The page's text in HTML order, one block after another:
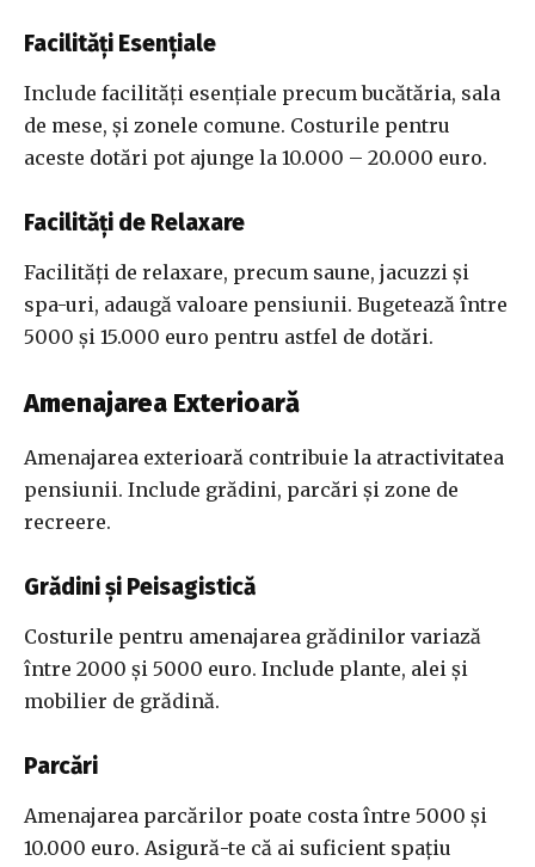
Facilități Esențiale
Include facilități esențiale precum bucătăria, sala
de mese, și zonele comune. Costurile pentru
aceste dotări pot ajunge la 10.000 – 20.000 euro.
Facilități de Relaxare
Facilități de relaxare, precum saune, jacuzzi și
spa-uri, adaugă valoare pensiunii. Bugetează între
5000 și 15.000 euro pentru astfel de dotări.
Amenajarea Exterioară
Amenajarea exterioară contribuie la atractivitatea
pensiunii. Include grădini, parcări și zone de
recreere.
Grădini și Peisagistică
Costurile pentru amenajarea grădinilor variază
între 2000 și 5000 euro. Include plante, alei și
mobilier de grădină.
Parcări
Amenajarea parcărilor poate costa între 5000 și
10.000 euro. Asigură-te că ai suficient spațiu